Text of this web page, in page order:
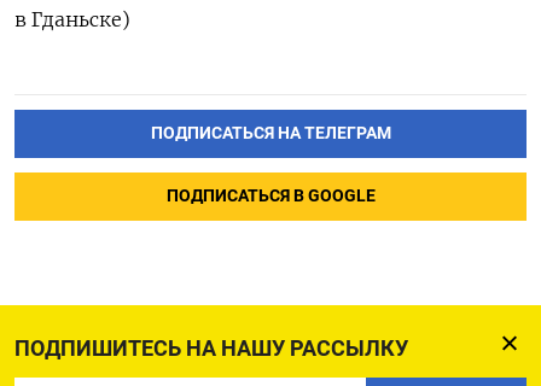
ПОДПИШИТЕСЬ НА НАШУ РАССЫЛКУ
в Гданьске)
ПОДПИСАТЬСЯ НА ТЕЛЕГРАМ
ПОДПИСАТЬСЯ В GOOGLE